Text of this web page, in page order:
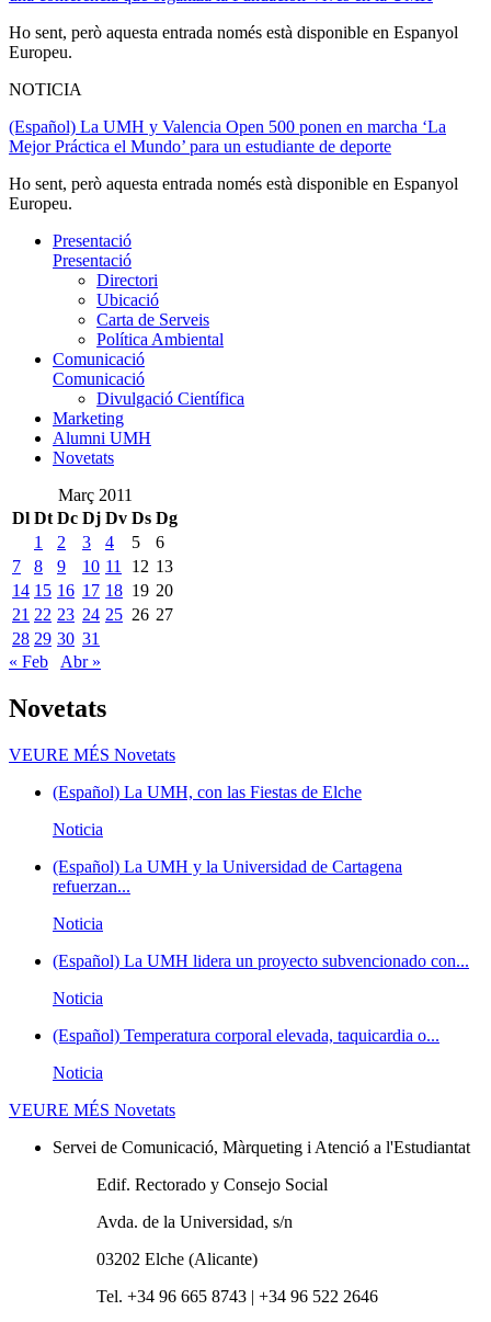
Ho sent, però aquesta entrada només està disponible en Espanyol
Europeu.
NOTICIA
(Español) La UMH y Valencia Open 500 ponen en marcha ‘La
Mejor Práctica el Mundo’ para un estudiante de deporte
Ho sent, però aquesta entrada només està disponible en Espanyol
Europeu.
Presentació
Presentació
Directori
Ubicació
Carta de Serveis
Política Ambiental
Comunicació
Comunicació
Divulgació Científica
Marketing
Alumni UMH
Novetats
Març 2011
Dl Dt Dc Dj Dv Ds Dg
1
2 3 4 5
6
7
8 9 10 11 12 13
14 15 16 17 18 19 20
21 22 23 24 25 26 27
28 29 30 31
« Feb
Abr »
Novetats
VEURE MÉS Novetats
(Español) La UMH, con las Fiestas de Elche
Noticia
(Español) La UMH y la Universidad de Cartagena
refuerzan...
Noticia
(Español) La UMH lidera un proyecto subvencionado con...
Noticia
(Español) Temperatura corporal elevada, taquicardia o...
Noticia
VEURE MÉS Novetats
Servei de Comunicació, Màrqueting i Atenció a l'Estudiantat
Edif. Rectorado y Consejo Social
Avda. de la Universidad, s/n
03202 Elche (Alicante)
Tel. +34 96 665 8743 | +34 96 522 2646